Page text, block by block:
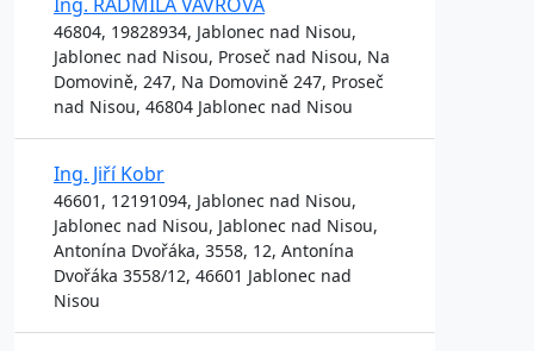
46804, 19828934, Jablonec nad Nisou,
Jablonec nad Nisou, Proseč nad Nisou, Na
Domovině, 247, Na Domovině 247, Proseč
nad Nisou, 46804 Jablonec nad Nisou
Ing. Jiří Kobr
46601, 12191094, Jablonec nad Nisou,
Jablonec nad Nisou, Jablonec nad Nisou,
Antonína Dvořáka, 3558, 12, Antonína
Dvořáka 3558/12, 46601 Jablonec nad
Nisou